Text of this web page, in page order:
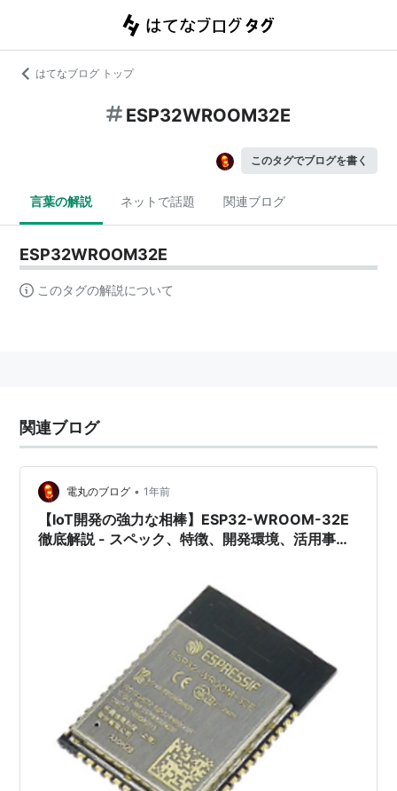
はてなブログ トップ
ESP32WROOM32E
このタグでブログを書く
言葉の解説 ネットで話題 関連ブログ
ESP32WROOM32E
このタグの解説について
関連ブログ
電丸のブログ • 1年前
【IoT開発の強力な相棒】ESP32-WROOM-32E
徹底解説 - スペック、特徴、開発環境、活用事